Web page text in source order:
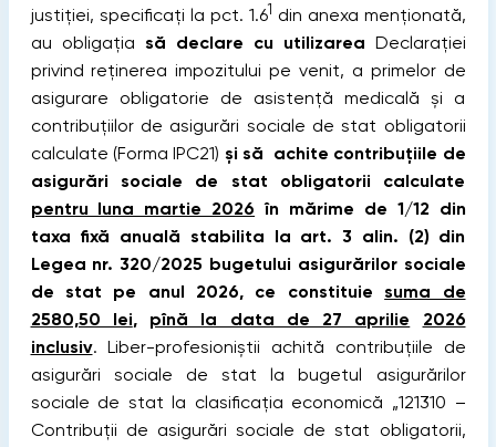
justiţiei, specificaţi la pct. 1.61 din anexa menţionată,
au obligaţia să declare cu utilizarea Declaraţiei
privind reţinerea impozitului pe venit, a primelor de
asigurare obligatorie de asistenţă medicală şi a
contribuţiilor de asigurări sociale de stat obligatorii
calculate (Forma IPC21) şi să achite contribuţiile de
asigurări sociale de stat obligatorii calculate
pentru luna martie 2026 în mărime de 1/12 din
taxa fixă anuală stabilita la art. 3 alin. (2) din
Legea nr. 320/2025 bugetului asigurărilor sociale
de stat pe anul 2026, ce constituie suma de
2580,50 lei, pînă la data de 27 aprilie
2026
inclusiv. Liber-profesioniştii achită contribuţiile de
asigurări sociale de stat la bugetul asigurărilor
sociale de stat la clasificaţia economică „121310 –
Contribuţii de asigurări sociale de stat obligatorii,